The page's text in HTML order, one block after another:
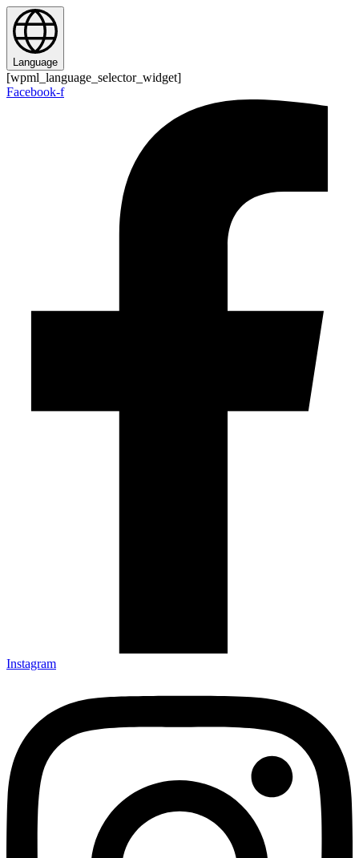
Zum
Inhalt
springen
Language
[wpml_language_selector_widget]
Facebook-f
Instagram